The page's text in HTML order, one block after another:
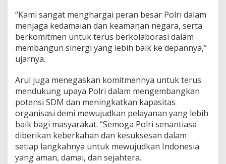
“Kami sangat menghargai peran besar Polri dalam
menjaga kedamaian dan keamanan negara, serta
berkomitmen untuk terus berkolaborasi dalam
membangun sinergi yang lebih baik ke depannya,”
ujarnya.
Arul juga menegaskan komitmennya untuk terus
mendukung upaya Polri dalam mengembangkan
potensi SDM dan meningkatkan kapasitas
organisasi demi mewujudkan pelayanan yang lebih
baik bagi masyarakat. “Semoga Polri senantiasa
diberikan keberkahan dan kesuksesan dalam
setiap langkahnya untuk mewujudkan Indonesia
yang aman, damai, dan sejahtera.